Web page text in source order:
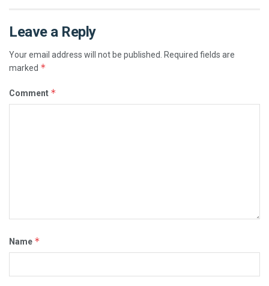
Leave a Reply
Your email address will not be published.
Required fields are
marked *
Comment *
Name *